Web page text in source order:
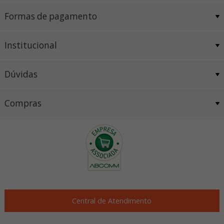
Formas de pagamento
Institucional
Dúvidas
Compras
Central de Atendimento